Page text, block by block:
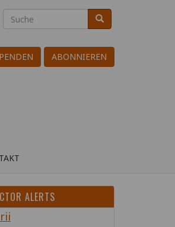
Search
Suche Suche
ABONNIEREN
ALERTS